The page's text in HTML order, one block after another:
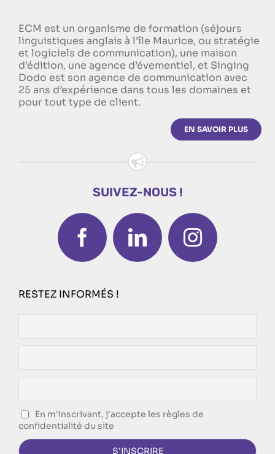
ECM est un organisme de formation (séjours
linguistiques anglais à l’île Maurice, ou stratégie
et logiciels de communication), une maison
d’édition, une agence d’évementiel, et Singing
Dodo est son agence de communication avec
25 ans d’expérience dans tous les domaines et
pour tout type de client.
EN SAVOIR PLUS
SUIVEZ-NOUS !
RESTEZ INFORMÉS !
En m'inscrivant, j'accepte les règles de
confidentialité du site